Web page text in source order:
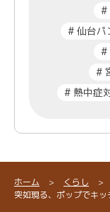
#
# 仙台パ
#
#
# 熱中症
ホーム > くらし >
突如現る、ポップでキ